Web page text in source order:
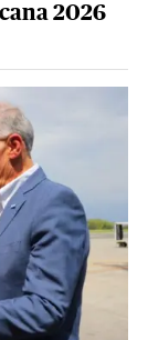
2026